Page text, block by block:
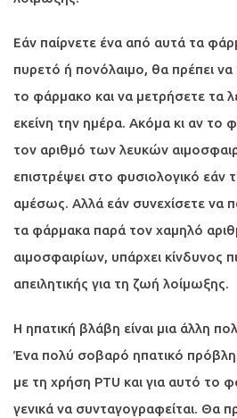
Εάν παίρνετε ένα από αυτά τα
πυρετό ή πονόλαιμο, θα πρέπει
το φάρμακο και να μετρήσετε τα
εκείνη την ημέρα. Ακόμα κι αν το
τον αριθμό των λευκών
επιστρέψει στο φυσιολογικό εάν
αμέσως. Αλλά εάν συνεχίσετε να
τα φάρμακα παρά τον χαμηλό
αιμοσφαιρίων, υπάρχει κίνδυνος
απειλητικής για τη ζωή λοίμωξης.
Η ηπατική βλάβη είναι μια άλλη
Ένα πολύ σοβαρό ηπατικό
με τη χρήση PTU και για αυτό το
γενικά να συνταγογραφείται. Θα